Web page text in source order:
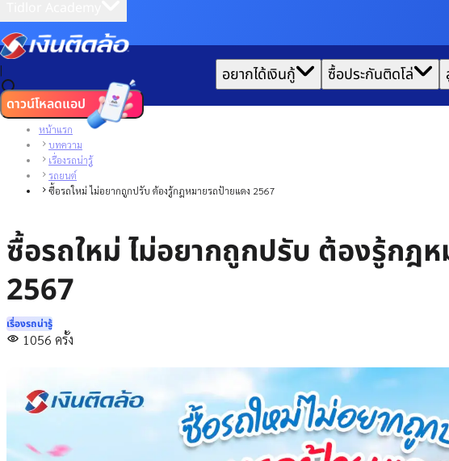
| อยากได้เงินกู้ ซื้อประกันติดโล่
ดาวน์โหลดแอป
หน้าแรก
บทความ
เรื่องรถน่ารู้
รถยนต์
ซื้อรถใหม่ ไม่อยากถูกปรับ ต้องรู้กฎหมายรถป้ายแดง 2567
ซื้อรถใหม่ ไม่อยากถูกปรับ ต้องรู้กฎ
2567
เรื่องรถน่ารู้
1056 ครั้ง